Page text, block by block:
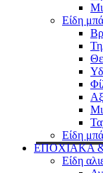
Είδη
Είδη
ΕΠΟΧΙΑΚΑ
Είδη